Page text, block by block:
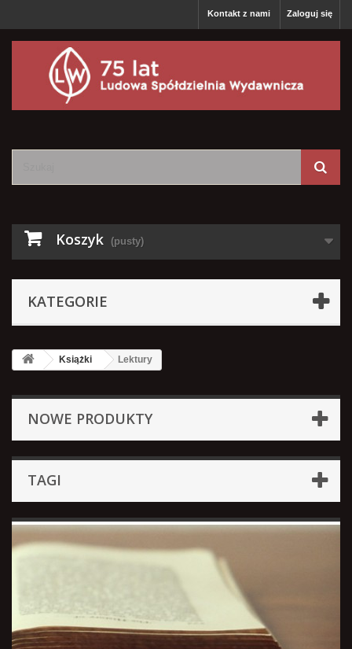
Zaloguj się
Kontakt z nami
Koszyk (pusty)
KATEGORIE
Książki Lektury
NOWE PRODUKTY
TAGI